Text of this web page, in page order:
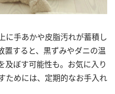
に手あかや皮脂汚れが蓄積し
置すると、黒ずみやダニの温
及ぼす可能性も。お気に入り
ためには、定期的なお手入れ